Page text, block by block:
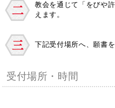
教会を通じて「をびや
えます。
下記受付場所へ、願書を
受付場所・時間